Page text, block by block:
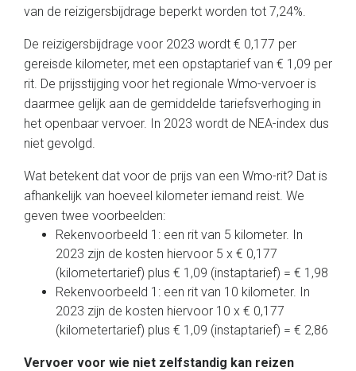
van de reizigersbijdrage beperkt worden tot 7,24%.
De reizigersbijdrage voor 2023 wordt € 0,177 per
gereisde kilometer, met een opstaptarief van € 1,09 per
rit. De prijsstijging voor het regionale Wmo-vervoer is
daarmee gelijk aan de gemiddelde tariefsverhoging in
het openbaar vervoer. In 2023 wordt de NEA-index dus
niet gevolgd.
Wat betekent dat voor de prijs van een Wmo-rit? Dat is
afhankelijk van hoeveel kilometer iemand reist. We
geven twee voorbeelden:
Rekenvoorbeeld 1: een rit van 5 kilometer. In
2023 zijn de kosten hiervoor 5 x € 0,177
(kilometertarief) plus € 1,09 (instaptarief) = € 1,98
Rekenvoorbeeld 1: een rit van 10 kilometer. In
2023 zijn de kosten hiervoor 10 x € 0,177
(kilometertarief) plus € 1,09 (instaptarief) = € 2,86
Vervoer voor wie niet zelfstandig kan reizen